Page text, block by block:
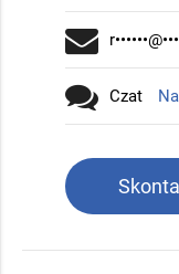
r••••••@•••
Czat